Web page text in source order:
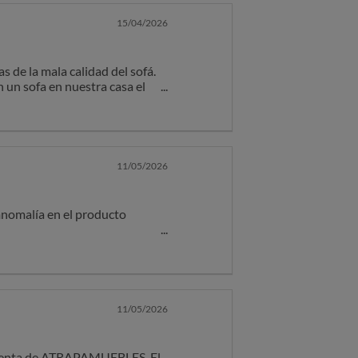
15/04/2026
de la mala calidad del sofá.
sofa en nuestra casa el
11/05/2026
en el producto
debe realizarse de forma
y provocar una
Entendemos que la
personales de cada
independiente y no
11/05/2026